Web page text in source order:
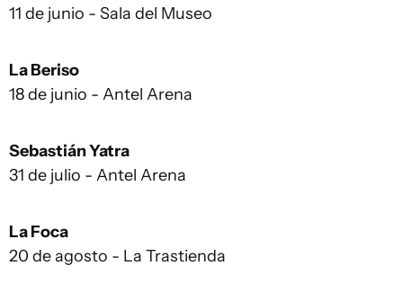
11 de junio - Sala del Museo
La Beriso
18 de junio - Antel Arena
Sebastián Yatra
31 de julio - Antel Arena
La Foca
20 de agosto - La Trastienda